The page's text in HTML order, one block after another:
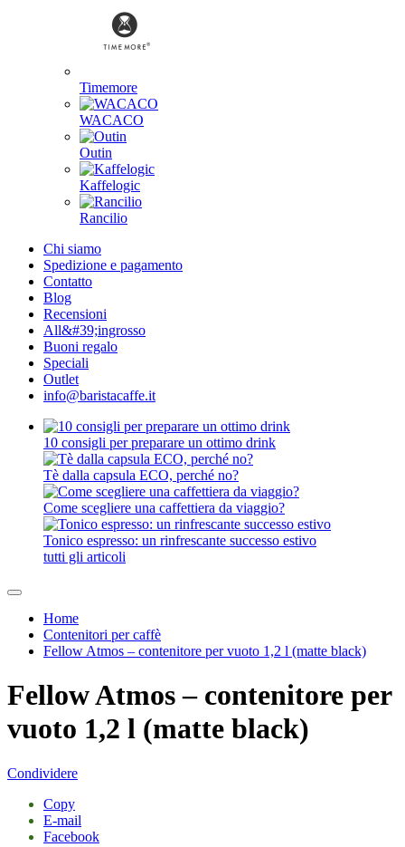
Timemore
WACACO
Outin
Kaffelogic
Rancilio
Chi siamo
Spedizione e pagamento
Contatto
Blog
Recensioni
All&#39;ingrosso
Buoni regalo
Speciali
Outlet
info@baristacaffe.it
10 consigli per preparare un ottimo drink
Tè dalla capsula ECO, perché no?
Come scegliere una caffettiera da viaggio?
Tonico espresso: un rinfrescante successo estivo
tutti gli articoli
Home
Contenitori per caffè
Fellow Atmos – contenitore per vuoto 1,2 l (matte black)
Fellow Atmos – contenitore per
vuoto 1,2 l (matte black)
Condividere
Copy
E-mail
Facebook